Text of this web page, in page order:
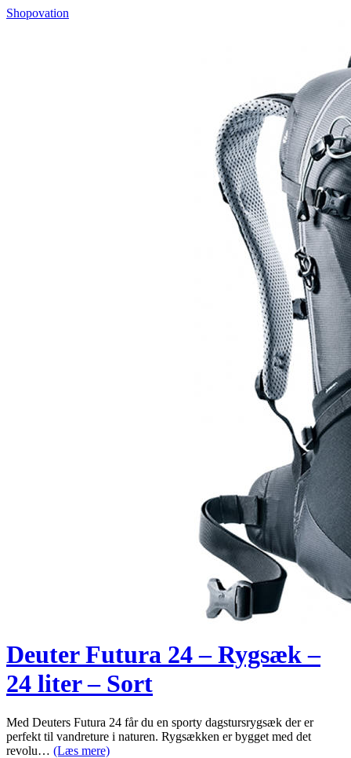
Shopovation
Deuter Futura 24 – Rygsæk –
24 liter – Sort
Med Deuters Futura 24 får du en sporty dagstursrygsæk der er
perfekt til vandreture i naturen. Rygsækken er bygget med det
revolu… (Læs mere)